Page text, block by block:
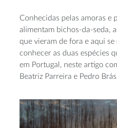
Conhecidas pelas amoras e
alimentam bichos-da-seda,
que vieram de fora e aqui
conhecer as duas espécies
em Portugal, neste artigo
Beatriz Parreira e Pedro